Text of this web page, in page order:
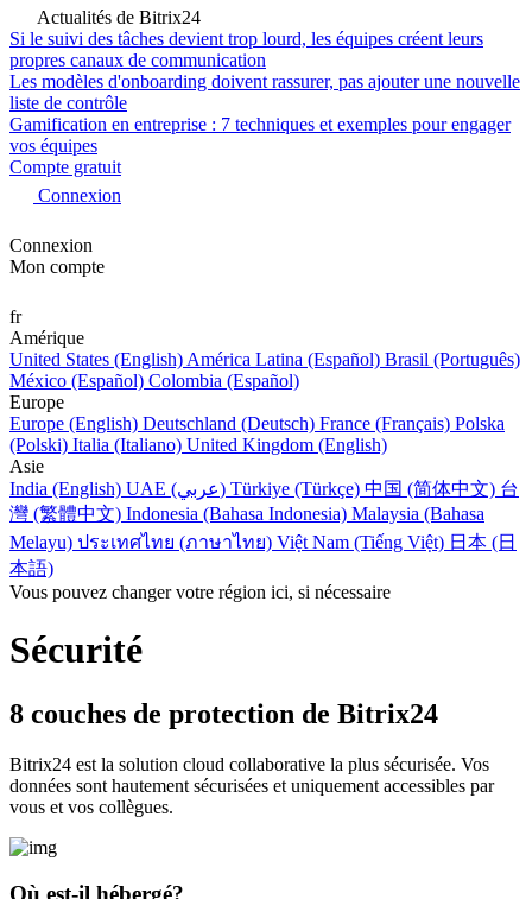
Actualités de Bitrix24
Si le suivi des tâches devient trop lourd, les équipes créent leurs
propres canaux de communication
Les modèles d'onboarding doivent rassurer, pas ajouter une nouvelle
liste de contrôle
Gamification en entreprise : 7 techniques et exemples pour engager
vos équipes
Compte gratuit
Connexion
Connexion
Mon compte
fr
Amérique
United States (English) América Latina (Español) Brasil (Português)
México (Español) Colombia (Español)
Europe
Europe (English) Deutschland (Deutsch) France (Français) Polska
(Polski) Italia (Italiano) United Kingdom (English)
Asie
India (English)
UAE (عربي) Türkiye (Türkçe) 中国 (简体中文) 台
灣 (繁體中文) Indonesia (Bahasa Indonesia) Malaysia (Bahasa
Melayu) ประเทศไทย (ภาษาไทย) Việt Nam (Tiếng Việt) 日本 (日
本語)
Vous pouvez changer votre région ici, si nécessaire
Sécurité
8 couches de protection de Bitrix24
Bitrix24 est la solution cloud collaborative la plus sécurisée. Vos
données sont hautement sécurisées et uniquement accessibles par
vous et vos collègues.
Où est-il hébergé?